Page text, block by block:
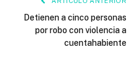
Detienen a cinco personas
por robo con violencia a
cuentahabiente